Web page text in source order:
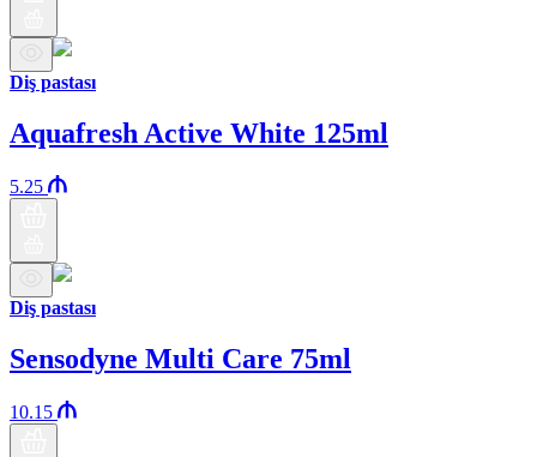
Diş pastası
Aquafresh Active White 125ml
5.25
Diş pastası
Sensodyne Multi Care 75ml
10.15